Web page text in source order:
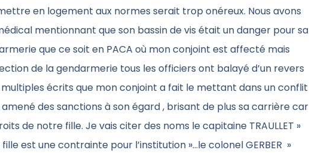
en logement aux normes serait trop onéreux. Nous avons
mentionnant que son bassin de vis était un danger pour sa
que ce soit en PACA où mon conjoint est affecté mais
de la gendarmerie tous les officiers ont balayé d’un revers
multiples écrits que mon conjoint a fait le mettant dans un conflit
des sanctions à son égard , brisant de plus sa carrière car
de notre fille. Je vais citer des noms le capitaine TRAULLET »
est une contrainte pour l’institution »…le colonel GERBER »